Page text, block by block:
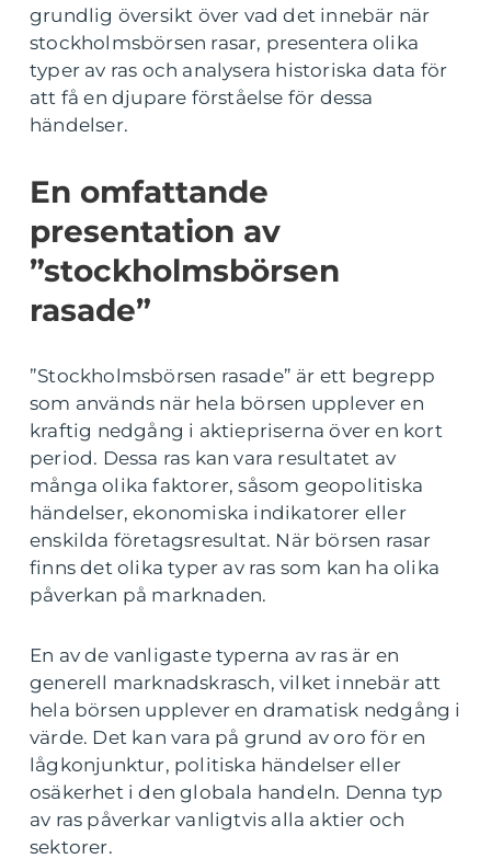
grundlig översikt över vad det innebär när
stockholmsbörsen rasar, presentera olika
typer av ras och analysera historiska data för
att få en djupare förståelse för dessa
händelser.
En omfattande
presentation av
”stockholmsbörsen
rasade”
”Stockholmsbörsen rasade” är ett begrepp
som används när hela börsen upplever en
kraftig nedgång i aktiepriserna över en kort
period. Dessa ras kan vara resultatet av
många olika faktorer, såsom geopolitiska
händelser, ekonomiska indikatorer eller
enskilda företagsresultat. När börsen rasar
finns det olika typer av ras som kan ha olika
påverkan på marknaden.
En av de vanligaste typerna av ras är en
generell marknadskrasch, vilket innebär att
hela börsen upplever en dramatisk nedgång i
värde. Det kan vara på grund av oro för en
lågkonjunktur, politiska händelser eller
osäkerhet i den globala handeln. Denna typ
av ras påverkar vanligtvis alla aktier och
sektorer.